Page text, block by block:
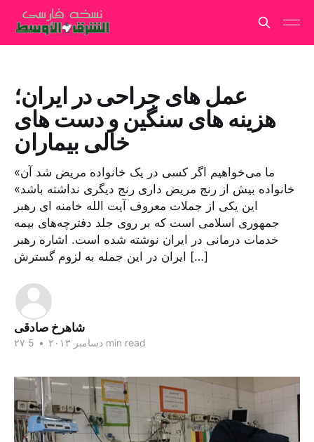
عمل های جراحی در ایران؛
هزینه های سنگین و دست های
خالی بیماران
«ما می‌خواهیم اگر کسی در یک خانواده مریض شد آن
خانواده بیش از رنج مریض داری رنج دیگری نداشته باشد»
این یکی از جملات معروف آیت الله خامنه ای رهبر
جمهوری اسلامی است که بر روی جلد دفترچه‌های بیمه
خدمات درمانی در ایران نوشته شده است. اشاره رهبر
ایران در این جمله به لزوم گسترش […]
شاهرخ صادقی
۲۷ دسامبر ۲۰۱۳ • 5 min read